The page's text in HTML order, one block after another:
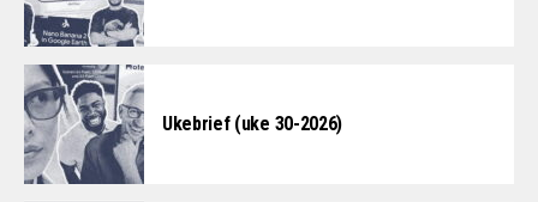
Ukebrief (uke 30-2026)